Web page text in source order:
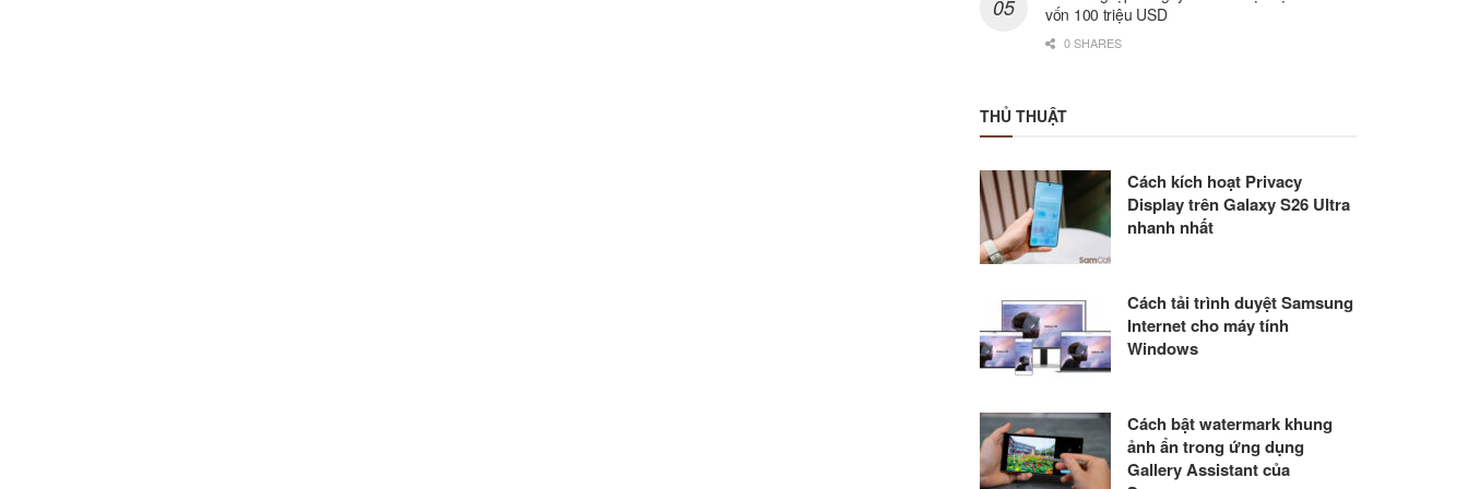
vốn 100 triệu USD
0 SHARES
THỦ THUẬT
Cách kích hoạt Privacy
Display trên Galaxy S26 Ultra
nhanh nhất
Cách tải trình duyệt Samsung
Internet cho máy tính
Windows
Cách bật watermark khung
ảnh ẩn trong ứng dụng
Gallery Assistant của